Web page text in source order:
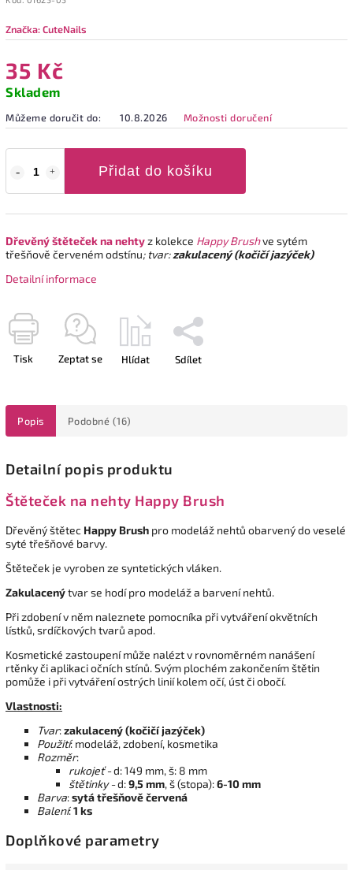
Značka:CuteNails
35 Kč
Skladem
Můžeme doručit do: 10.8.2026 Možnosti doručení
Přidat do košíku
Dřevěný štětečekna nehtyz kolekce Happy Brushve sytém
třešňově červeném odstínu; tvar:zakulacený (kočičí jazýček)
Detailní informace
Tisk Zeptat se Hlídat Sdílet
Popis Podobné (16)
Detailní popis produktu
Štěteček na nehty Happy Brush
Dřevěný štětec Happy Brush pro modeláž nehtů obarvený do veselé
syté třešňové barvy.
Štěteček je vyroben ze syntetických vláken.
Zakulacenýtvar se hodí pro modeláž a barvení nehtů.
Při zdobení v něm naleznete pomocníka při vytváření okvětních
lístků, srdíčkových tvarů apod.
Kosmetické zastoupení může nalézt v rovnoměrném nanášení
rtěnky či aplikaci očních stínů. Svým plochém zakončením štětin
pomůže i při vytváření ostrých linií kolem očí, úst či obočí.
Vlastnosti:
Tvar:zakulacený (kočičí jazýček)
Použití: modeláž, zdobení, kosmetika
Rozměr:
rukojeť -d: 149 mm, š: 8 mm
štětinky -d:9,5 mm, š (stopa):6-10 mm
Barva:sytá třešňově červená
Balení:1 ks
Doplňkové parametry